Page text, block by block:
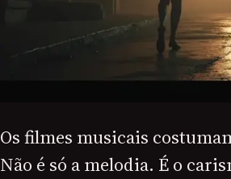
Os filmes musicais
Não é só a melodia. É o